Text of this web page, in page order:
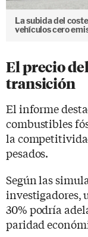
La subida del
vehículos cero
El precio
transición
El informe
combustibles
la
pesados.
Según las
investigadores,
30% podría
paridad